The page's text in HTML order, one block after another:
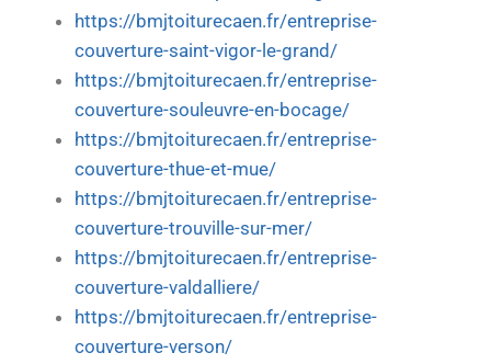
https://bmjtoiturecaen.fr/entreprise-
couverture-saint-vigor-le-grand/
https://bmjtoiturecaen.fr/entreprise-
couverture-souleuvre-en-bocage/
https://bmjtoiturecaen.fr/entreprise-
couverture-thue-et-mue/
https://bmjtoiturecaen.fr/entreprise-
couverture-trouville-sur-mer/
https://bmjtoiturecaen.fr/entreprise-
couverture-valdalliere/
https://bmjtoiturecaen.fr/entreprise-
couverture-verson/